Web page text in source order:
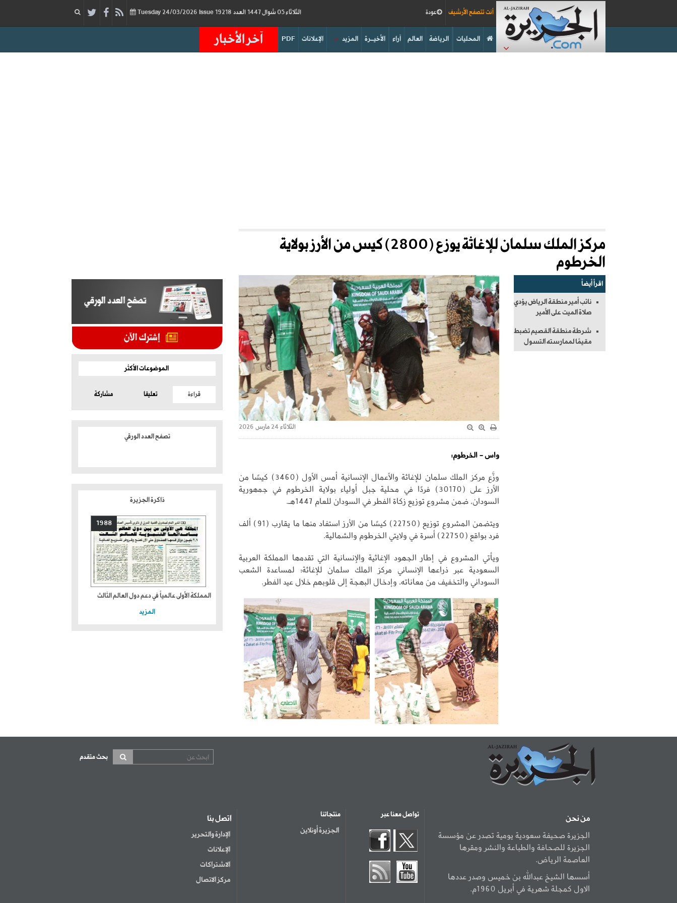
الثلاثاء 05 شوال 1447 العدد 19218 24/03/2026 Issue عودة أنت تتصفح الأرشيف
آخر الأخبار PDF الإعلانات المزيد الأخيــرة آراء العالم الرياضة المحليات
مركز الملك سلمان للإغاثة يوزع (2800) كيس من الأرز بولاية
الخرطوم
اقرأ أيضاً
نائب أمير منطقة الرياض يؤدي
صلاة الميت على الأمير
شرطة منطقة القصيم تضبط
مقيمًا لممارسته التسول
الثلاثاء 24 مارس 2026
واس - الخرطوم:
وزَّع مركز الملك سلمان للإغاثة والأعمال الإنسانية أمس الأول (3460) كيسًا من
الأرز على (30170) فردًا في محلية جبل أولياء بولاية الخرطوم في جمهورية
السودان، ضمن مشروع توزيع زكاة الفطر في السودان للعام 1447هـ.
ويتضمن المشروع توزيع (22750) كيسًا من الأرز استفاد منها ما يقارب (91) ألف
فرد بواقع (22750) أسرة في ولايتي الخرطوم والشمالية.
ويأتي المشروع في إطار الجهود الإغاثية والإنسانية التي تقدمها المملكة العربية
السعودية عبر ذراعها الإنساني مركز الملك سلمان للإغاثة؛ لمساعدة الشعب
السوداني والتخفيف من معاناته، وإدخال البهجة إلى قلوبهم خلال عيد الفطر.
الموضوعات الأكثر
قراءة تعليقا مشاركة
تصفح العدد الورقي
ذاكرة الجزيرة
1988
المملكة الأولى عالمياً في دعم دول العالم الثالث
المزيد
بحث متقدم
من نحن
الجزيرة صحيفة سعودية يومية تصدر عن مؤسسة
الجزيرة للصحافة والطباعة والنشر ومقرها
العاصمة الرياض.
أسسها الشيخ عبدالله بن خميس وصدر عددها
الاول كمجلة شهرية في أبريل 1960م.
تواصل معنا عبر منتجاتنا
الجزيرة أونلاين
اتصل بنا
الإدارة والتحرير
الإعلانات
الاشتراكات
مركز الاتصال